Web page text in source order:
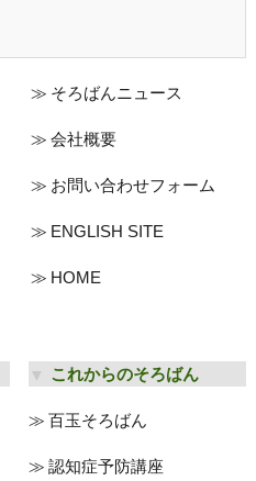
そろばんニュース
会社概要
お問い合わせフォーム
ENGLISH SITE
HOME
これからのそろばん
百玉そろばん
認知症予防講座